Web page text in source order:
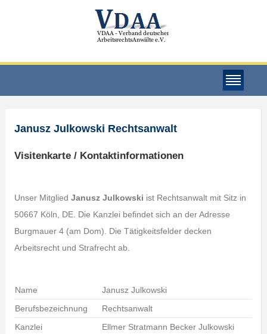
Janusz Julkowski Rechtsanwalt
Visitenkarte / Kontaktinformationen
Unser Mitglied Janusz Julkowski ist Rechtsanwalt mit Sitz in
50667 Köln, DE. Die Kanzlei befindet sich an der Adresse
Burgmauer 4 (am Dom). Die Tätigkeitsfelder decken
Arbeitsrecht und Strafrecht ab.
Name
Janusz Julkowski
Berufsbezeichnung
Rechtsanwalt
Kanzlei
Ellmer Stratmann Becker Julkowski